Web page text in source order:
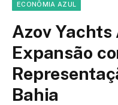
ECONÔMIA AZUL
Azov
Expansão
Bahia